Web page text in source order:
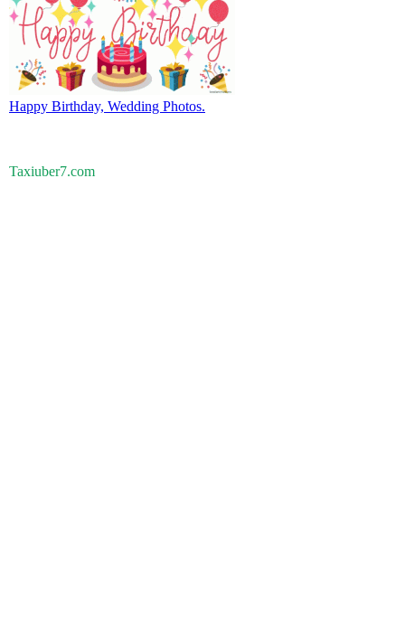
Happy Birthday, Wedding Photos.
Taxiuber7.com